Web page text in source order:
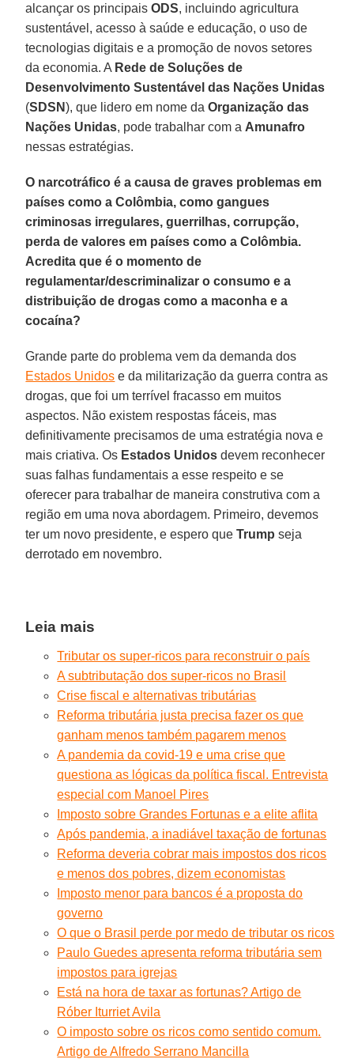
alcançar os principaisODS, incluindo agricultura
sustentável, acesso à saúde e educação, o uso de
tecnologias digitais e a promoção de novos setores
da economia. A Rede de Soluções de
Desenvolvimento Sustentável das Nações Unidas
(SDSN), que lidero em nome daOrganização das
Nações Unidas, pode trabalhar com a Amunafro
nessas estratégias.
O narcotráfico é a causa de graves problemas em
países como a Colômbia, como gangues
criminosas irregulares, guerrilhas, corrupção,
perda de valores em países como a Colômbia.
Acredita que é o momento de
regulamentar/descriminalizar o consumo e a
distribuição de drogas como a maconha e a
cocaína?
Grande parte do problema vem da demanda dos
Estados Unidos e da militarização da guerra contra as
drogas, que foi um terrível fracasso em muitos
aspectos. Não existem respostas fáceis, mas
definitivamente precisamos de uma estratégia nova e
mais criativa. Os Estados Unidos devem reconhecer
suas falhas fundamentais a esse respeito e se
oferecer para trabalhar de maneira construtiva com a
região em uma nova abordagem. Primeiro, devemos
ter um novo presidente, e espero queTrump seja
derrotado em novembro.
Leia mais
Tributar os super-ricos para reconstruir o país
A subtributação dos super-ricos no Brasil
Crise fiscal e alternativas tributárias
Reforma tributária justa precisa fazer os que
ganham menos também pagarem menos
A pandemia da covid-19 e uma crise que
questiona as lógicas da política fiscal. Entrevista
especial com Manoel Pires
Imposto sobre Grandes Fortunas e a elite aflita
Após pandemia, a inadiável taxação de fortunas
Reforma deveria cobrar mais impostos dos ricos
e menos dos pobres, dizem economistas
Imposto menor para bancos é a proposta do
governo
O que o Brasil perde por medo de tributar os ricos
Paulo Guedes apresenta reforma tributária sem
impostos para igrejas
Está na hora de taxar as fortunas? Artigo de
Róber Iturriet Avila
O imposto sobre os ricos como sentido comum.
Artigo de Alfredo Serrano Mancilla